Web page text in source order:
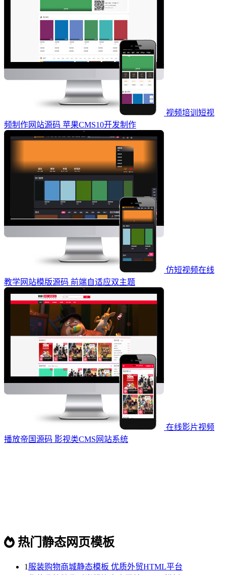
视频培训短视
频制作网站源码 苹果CMS10开发制作
仿短视频在线
教学网站模版源码 前端自适应双主题
在线影片视频
播放帝国源码 影视类CMS网站系统
热门静态网页模板
1 服装购物商城静态模板 优质外贸HTML平台